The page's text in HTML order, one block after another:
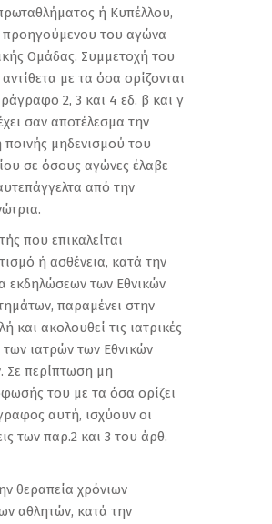
ή Κυπέλλου,
του αγώνα
Ομάδας. Συμμετοχή του
με τα όσα ορίζονται
2, 3 και 4 εδ. β και γ
σαν αποτέλεσμα την
ποινής μηδενισμού του
σε όσους αγώνες έλαβε
από την
που επικαλείται
ή ασθένεια, κατά την
εκδηλώσεων των Εθνικών
παραμένει στην
και ακολουθεί τις ιατρικές
των ιατρών των Εθνικών
Σε περίπτωση μη
του με τα όσα ορίζει
αυτή, ισχύουν οι
των παρ.2 και 3 του άρθ.
θεραπεία χρόνιων
αθλητών, κατά την